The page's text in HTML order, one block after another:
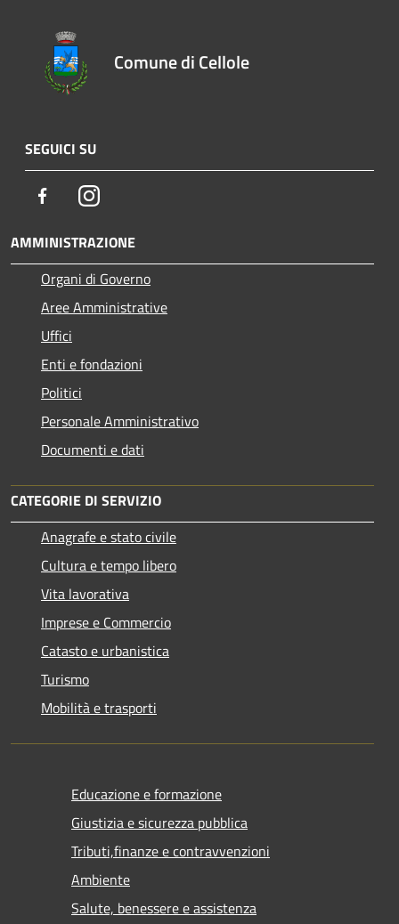
Comune di Cellole
SEGUICI SU
FacebookInstagram
AMMINISTRAZIONE
Organi di Governo
Aree Amministrative
Uffici
Enti e fondazioni
Politici
Personale Amministrativo
Documenti e dati
CATEGORIE DI SERVIZIO
Anagrafe e stato civile
Cultura e tempo libero
Vita lavorativa
Imprese e Commercio
Catasto e urbanistica
Turismo
Mobilità e trasporti
Educazione e formazione
Giustizia e sicurezza pubblica
Tributi,finanze e contravvenzioni
Ambiente
Salute, benessere e assistenza